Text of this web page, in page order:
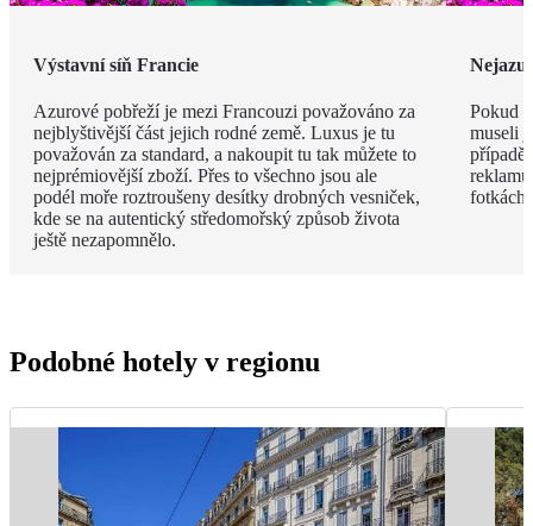
Výstavní síň Francie
Azurové pobřeží je mezi Francouzi považováno za
nejblyštivější část jejich rodné země. Luxus je tu
považován za standard, a nakoupit tu tak můžete to
nejprémiovější zboží. Přes to všechno jsou ale
podél moře roztroušeny desítky drobných vesniček,
kde se na autentický středomořský způsob života
ještě nezapomnělo.
Pokud
museli
případě
fotkách!
Podobné hotely v regionu